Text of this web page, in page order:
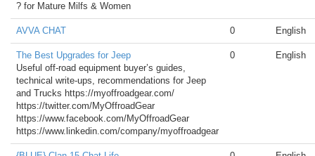
? for Mature Milfs & Women
AVVA CHAT 0 English
The Best Upgrades for Jeep
Useful off-road equipment buyer’s guides,
technical write-ups, recommendations for Jeep
and Trucks https://myoffroadgear.com/
https://twitter.com/MyOffroadGear
https://www.facebook.com/MyOffroadGear
https://www.linkedin.com/company/myoffroadgear
0 English